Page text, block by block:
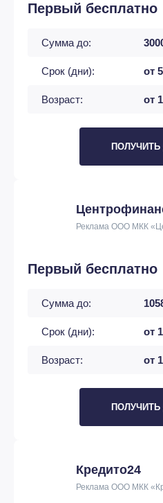
Первый бесплатно
Сумма до:
Срок (дни): от
Возраст: от
ПОЛУЧИТЬ
Реклама ООО МКК
Первый бесплатно
Сумма до:
Срок (дни): от
Возраст: от
ПОЛУЧИТЬ
Кредито24
Реклама ООО МКК